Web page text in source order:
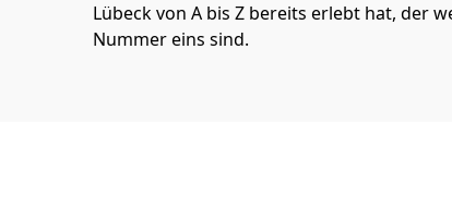
Lübeck von A bis Z bereits erlebt hat, der
Nummer eins sind.